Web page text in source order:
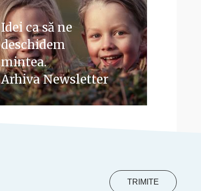
Idei ca să ne
deschidem
mintea.
Arhiva Newsletter